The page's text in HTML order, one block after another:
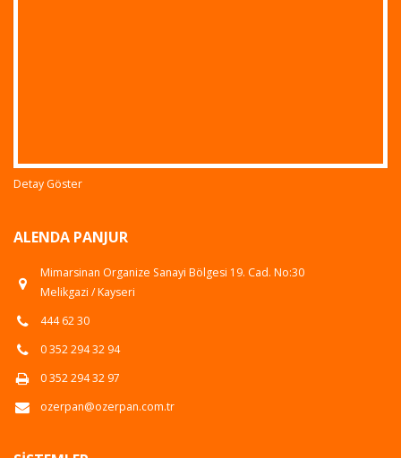
Detay Göster
ALENDA PANJUR
Mimarsinan Organize Sanayi Bölgesi 19. Cad. No:30
Melikgazi / Kayseri
444 62 30
0 352 294 32 94
0 352 294 32 97
ozerpan@ozerpan.com.tr